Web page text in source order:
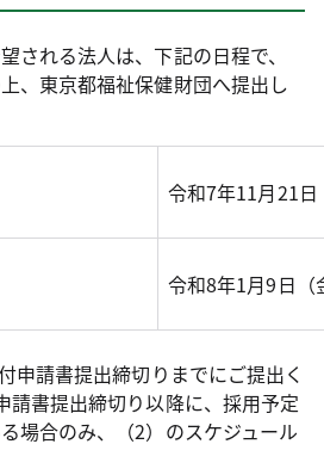
される法人は、下記の日程で、
、東京都福祉保健財団へ提出し
令和7年11月21
令和8年1月9日（
請書提出締切りまでにご提出く
請書提出締切り以降に、採用予定
場合のみ、（2）のスケジュール